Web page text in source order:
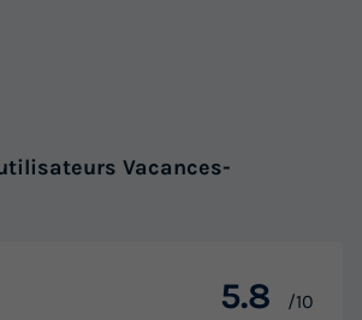
6 personnes
autorisés *
Vacances-
5.8 /10